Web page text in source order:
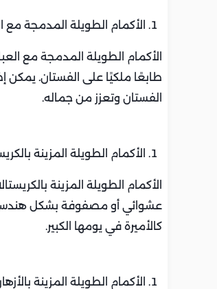
الأكمام الطويلة المدمجة مع
الأكمام الطويلة المدمجة مع
طابعًا ملكيًا على الفستان. يمكن
الفستان وتعزز من جماله.
الأكمام الطويلة المزينة
الأكمام الطويلة المزينة
عشوائي أو مصفوفة بشكل هندسي.
كالأميرة في يومها الكبير.
الأكمام الطويلة المزينة